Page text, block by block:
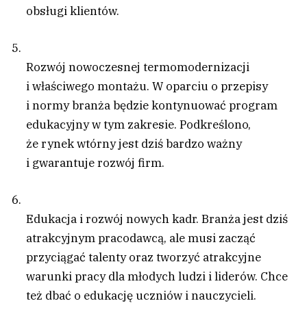
obsługi klientów.
Rozwój nowoczesnej termomodernizacji
i właściwego montażu. W oparciu o przepisy
i normy branża będzie kontynuować program
edukacyjny w tym zakresie. Podkreślono,
że rynek wtórny jest dziś bardzo ważny
i gwarantuje rozwój firm.
Edukacja i rozwój nowych kadr. Branża jest dziś
atrakcyjnym pracodawcą, ale musi zacząć
przyciągać talenty oraz tworzyć atrakcyjne
warunki pracy dla młodych ludzi i liderów. Chce
też dbać o edukację uczniów i nauczycieli.